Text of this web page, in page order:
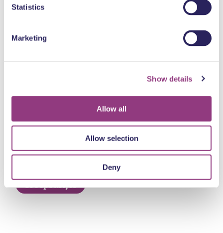
Statistics
Marketing
Show details
Allow all
Allow selection
Deny
Groepsuitjes